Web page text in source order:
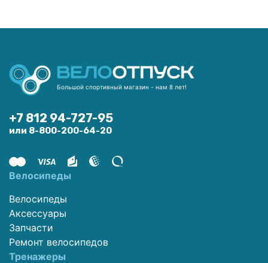
Большой спортивный магазин - нам 8 лет!
+7 812 94-727-95
или 8-800-200-64-20
Велосипеды
Велосипеды
Аксессуары
Запчасти
Ремонт велосипедов
Тренажеры